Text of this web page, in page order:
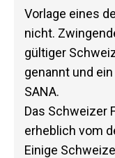
Vorlage eines
nicht.
gültiger
genannt und
SANA.
Das Schweizer
erheblich vom
Einige